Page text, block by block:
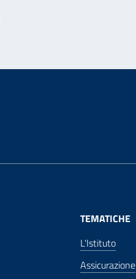
TEMATICHE
L'Istituto
Assicurazione